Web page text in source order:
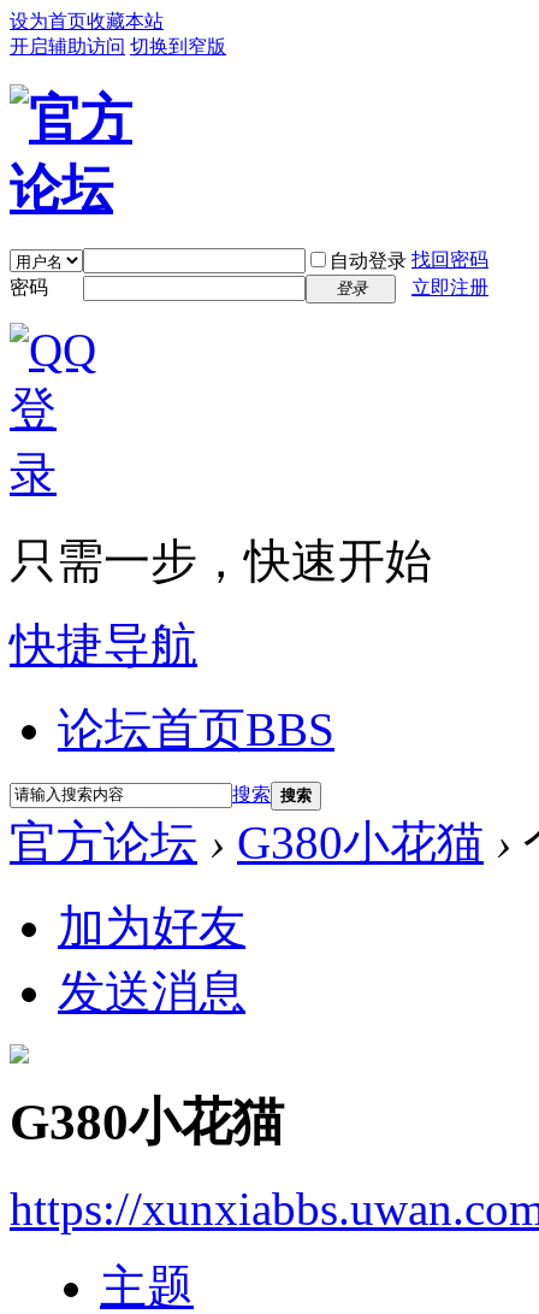
设为首页收藏本站
开启辅助访问 切换到窄版
自动登录 找回密码
密码
登录 立即注册
只需一步，快速开始
快捷导航
论坛首页BBS
搜索 搜索
官方论坛 › G380小花猫 ›
加为好友
发送消息
G380小花猫
https://
主题